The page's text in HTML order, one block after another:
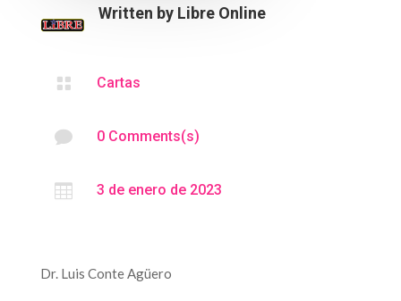
Written by Libre Online
 Cartas
 0 Comments(s)
 3 de enero de 2023
Dr. Luis Conte Agüero